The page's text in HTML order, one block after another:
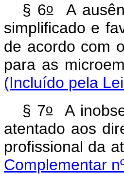
§ 6oA
simplificado e
de acordo com
para as
(Incluído pela
§ 7oA
atentado aos
profissional
Complementar